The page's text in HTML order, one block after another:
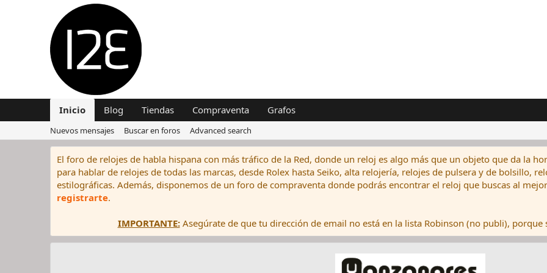
Inicio Blog Tiendas Compraventa Grafos
Nuevos mensajes Buscar en foros Advanced search
El foro de relojes de habla hispana con más tráfico de la Red, donde un reloj es algo más que un objeto que da la
para hablar de relojes de todas las marcas, desde Rolex hasta Seiko, alta relojería, relojes de pulsera y de bolsillo,
estilográficas. Además, disponemos de un foro de compraventa donde podrás encontrar el reloj que buscas al
registrarte.
IMPORTANTE:Asegúrate de que tu dirección de email no está en la lista Robinson (no publi), porque